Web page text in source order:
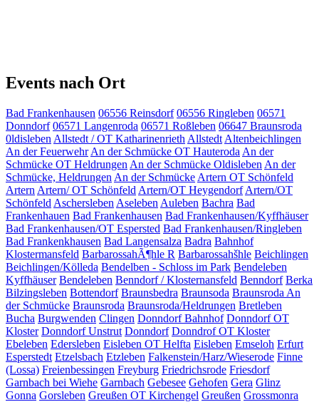
Events nach Ort
Bad Frankenhausen 06556 Reinsdorf 06556 Ringleben 06571
Donndorf 06571 Langenroda 06571 Roßleben 06647 Braunsroda
0ldisleben Allstedt / OT Katharinenrieth Allstedt Altenbeichlingen
An der Feuerwehr An der Schmücke OT Hauteroda An der
Schmücke OT Heldrungen An der Schmücke Oldisleben An der
Schmücke, Heldrungen An der Schmücke Artern OT Schönfeld
Artern Artern/ OT Schönfeld Artern/OT Heygendorf Artern/OT
Schönfeld Aschersleben Aseleben Auleben Bachra Bad
Frankenhauen Bad Frankenhausen Bad Frankenhausen/Kyffhäuser
Bad Frankenhausen/OT Espersted Bad Frankenhausen/Ringleben
Bad Frankenkhausen Bad Langensalza Badra Bahnhof
Klostermansfeld BarbarossahÃ¶hle R Barbarossahšhle Beichlingen
Beichlingen/Kölleda Bendelben - Schloss im Park Bendeleben
Kyffhäuser Bendeleben Benndorf / Klosternansfeld Benndorf Berka
Bilzingsleben Bottendorf Braunsbedra Braunsoda Braunsroda An
der Schmücke Braunsroda Braunsroda/Heldrungen Bretleben
Bucha Burgwenden Clingen Donndorf Bahnhof Donndorf OT
Kloster Donndorf Unstrut Donndorf Donndrof OT Kloster
Ebeleben Edersleben Eisleben OT Helfta Eisleben Emseloh Erfurt
Esperstedt Etzelsbach Etzleben Falkenstein/Harz/Wieserode Finne
(Lossa) Freienbessingen Freyburg Friedrichsrode Friesdorf
Garnbach bei Wiehe Garnbach Gebesee Gehofen Gera Glinz
Gonna Gorsleben Greußen OT Kirchengel Greußen Grossmonra